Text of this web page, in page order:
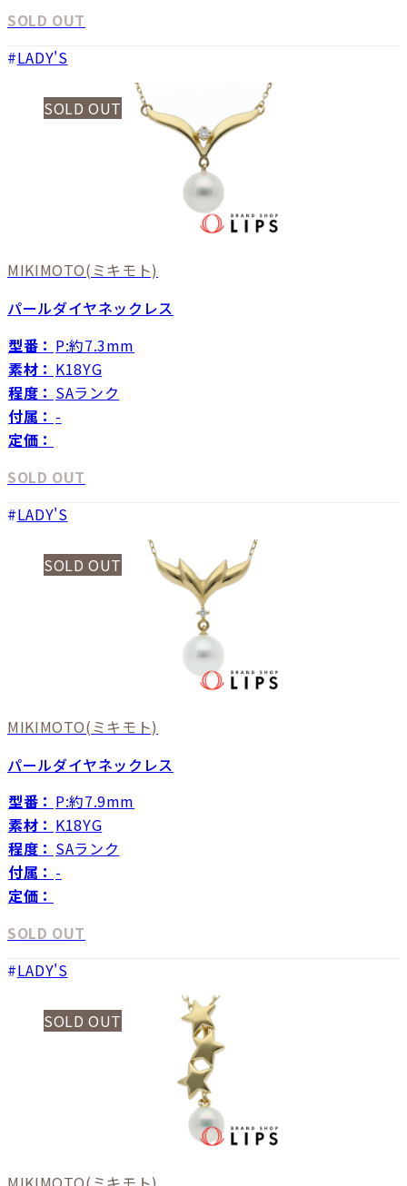
SOLD OUT
LADY'S
SOLD OUT
MIKIMOTO(ミキモト)
パールダイヤネックレス
型番： P:約7.3mm
素材： K18YG
程度： SAランク
付属： -
定価：
SOLD OUT
LADY'S
SOLD OUT
MIKIMOTO(ミキモト)
パールダイヤネックレス
型番： P:約7.9mm
素材： K18YG
程度： SAランク
付属： -
定価：
SOLD OUT
LADY'S
SOLD OUT